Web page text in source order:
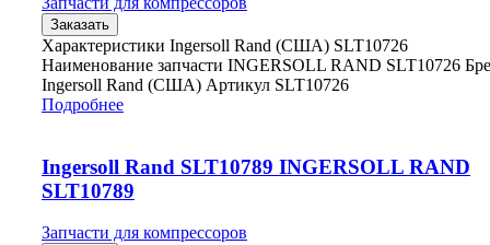
Заказать
Характеристики Ingersoll Rand (США) SLT10726
Наименование запчасти INGERSOLL RAND SLT10726
Ingersoll Rand (США) Артикул SLT10726
Подробнее
Ingersoll Rand SLT10789 INGERSOLL RAND
SLT10789
Запчасти для компрессоров